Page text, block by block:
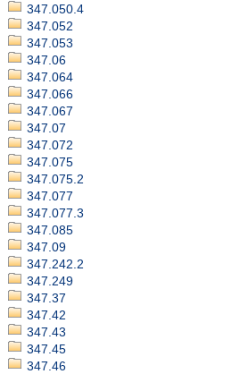
347.050.4
347.052
347.053
347.06
347.064
347.066
347.067
347.07
347.072
347.075
347.075.2
347.077
347.077.3
347.085
347.09
347.242.2
347.249
347.37
347.42
347.43
347.45
347.46